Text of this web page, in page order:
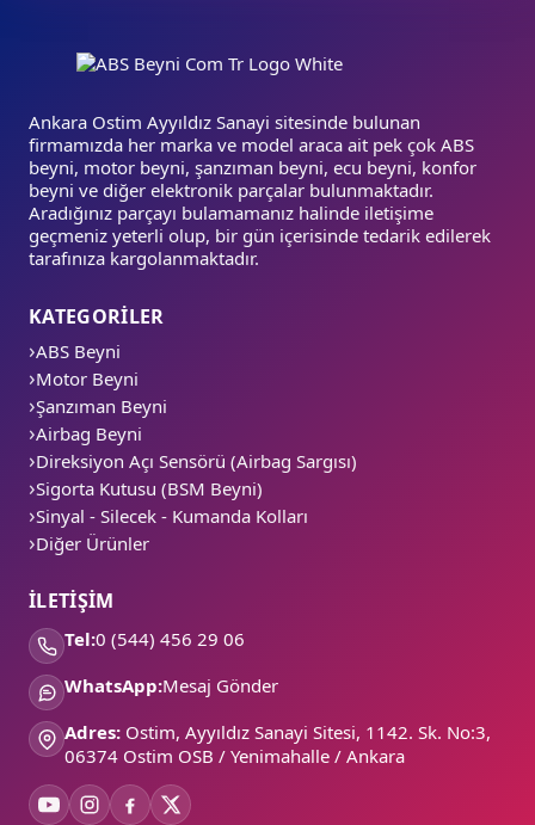
Ankara Ostim Ayyıldız Sanayi sitesinde bulunan
firmamızda her marka ve model araca ait pek çok ABS
beyni, motor beyni, şanzıman beyni, ecu beyni, konfor
beyni ve diğer elektronik parçalar bulunmaktadır.
Aradığınız parçayı bulamamanız halinde iletişime
geçmeniz yeterli olup, bir gün içerisinde tedarik edilerek
tarafınıza kargolanmaktadır.
KATEGORİLER
ABS Beyni
Motor Beyni
Şanzıman Beyni
Airbag Beyni
Direksiyon Açı Sensörü (Airbag Sargısı)
Sigorta Kutusu (BSM Beyni)
Sinyal - Silecek - Kumanda Kolları
Diğer Ürünler
İLETİŞİM
Tel:0 (544) 456 29 06
WhatsApp:Mesaj Gönder
Adres: Ostim, Ayyıldız Sanayi Sitesi, 1142. Sk. No:3,
06374 Ostim OSB / Yenimahalle / Ankara